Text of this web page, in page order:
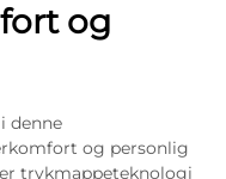
og
denne
og personlig
trykmappeteknologi